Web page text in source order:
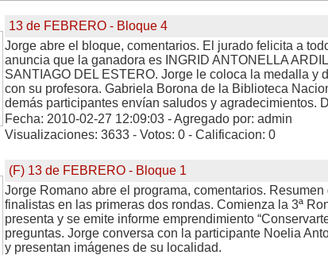
13 de FEBRERO - Bloque 4
Jorge abre el bloque, comentarios. El jurado felicita a
anuncia que la ganadora es INGRID ANTONELLA
SANTIAGO DEL ESTERO. Jorge le coloca la medalla y
con su profesora. Gabriela Borona de la Biblioteca
demás participantes envían saludos y agradecimientos.
Fecha: 2010-02-27 12:09:03 - Agregado por: admin
Visualizaciones: 3633 - Votos: 0 - Calificacion: 0
(F) 13 de FEBRERO - Bloque 1
Jorge Romano abre el programa, comentarios.
finalistas en las primeras dos rondas. Comienza la 3ª
presenta y se emite informe emprendimiento
preguntas. Jorge conversa con la participante Noelia
y presentan imágenes de su localidad.